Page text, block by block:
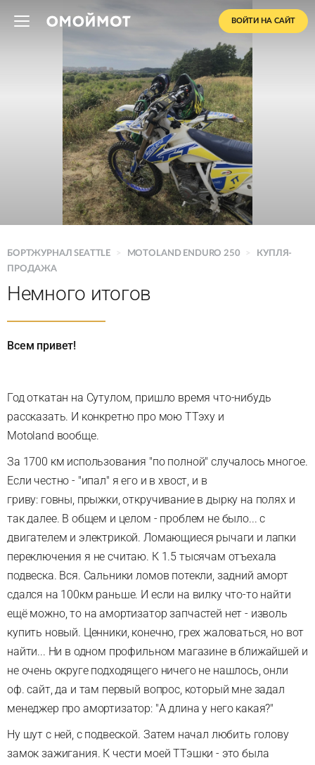
ВОЙТИ НА САЙТ
БОРТЖУРНАЛ SEATTLE > MOTOLAND ENDURO 250 >
КУПЛЯ-
ПРОДАЖА
Немного итогов
Всем привет!
Год откатан на Сутулом, пришло время что-нибудь
рассказать. И конкретно про мою ТТэху и
Motoland вообще.
За 1700 км использования "по полной" случалось многое.
Если честно - "ипал" я его и в хвост, и в
гриву: говны, прыжки, откручивание в дырку на полях и
так далее. В общем и целом - проблем не было... с
двигателем и электрикой. Ломающиеся рычаги и лапки
переключения я не считаю. К 1.5 тысячам отъехала
подвеска. Вся. Сальники ломов потекли, задний аморт
сдался на 100км раньше. И если на вилку что-то найти
ещё можно, то на амортизатор запчастей нет - изволь
купить новый. Ценники, конечно, грех жаловаться, но вот
найти... Ни в одном профильном магазине в ближайшей и
не очень округе подходящего ничего не нашлось, онли
оф. сайт, да и там первый вопрос, который мне задал
менеджер про амортизатор: "А длина у него какая?"
Ну шут с ней, с подвеской. Затем начал любить голову
замок зажигания. К чести моей ТТэшки - это была